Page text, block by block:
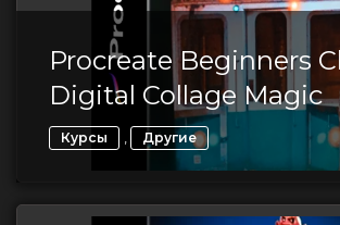
Procreate Beginners
Digital Collage Magic
Курсы , Другие